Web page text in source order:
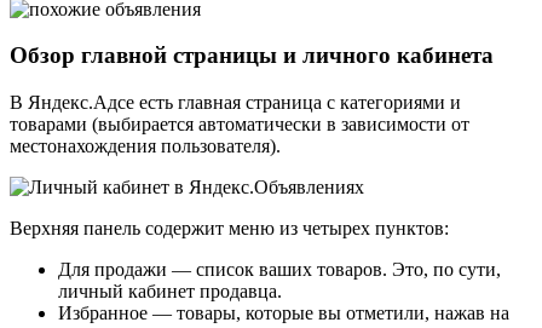
Обзор главной страницы и личного кабинета
В Яндекс.Адсе есть главная страница с категориями и
товарами (выбирается автоматически в зависимости от
местонахождения пользователя).
Верхняя панель содержит меню из четырех пунктов:
Для продажи — список ваших товаров. Это, по сути,
личный кабинет продавца.
Избранное — товары, которые вы отметили, нажав на